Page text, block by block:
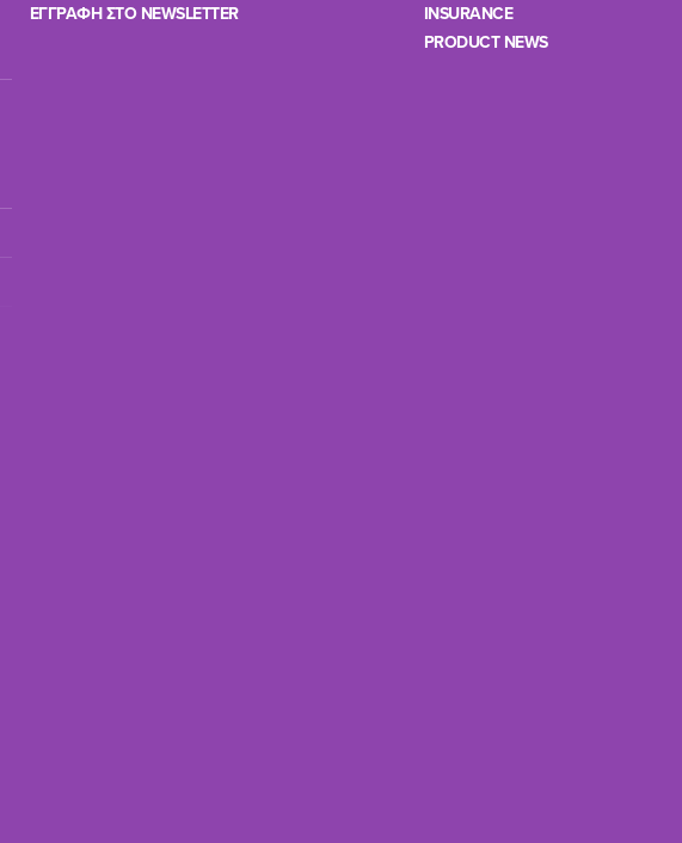
ΕΓΓΡΑΦΗ ΣΤΟ NEWSLETTER
INSURANCE
PRODUCT NEWS